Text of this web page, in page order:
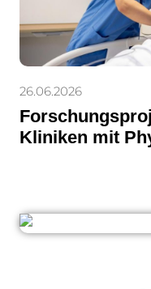
26.06.2026
Kliniken mit